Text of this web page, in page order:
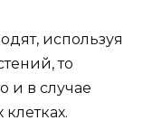
используя
то
и в случае